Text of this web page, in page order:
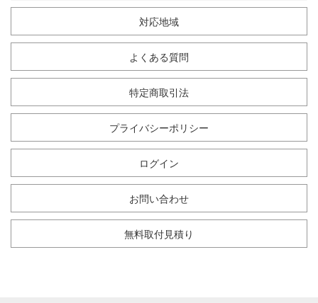
対応地域
よくある質問
特定商取引法
プライバシーポリシー
ログイン
お問い合わせ
無料取付見積り